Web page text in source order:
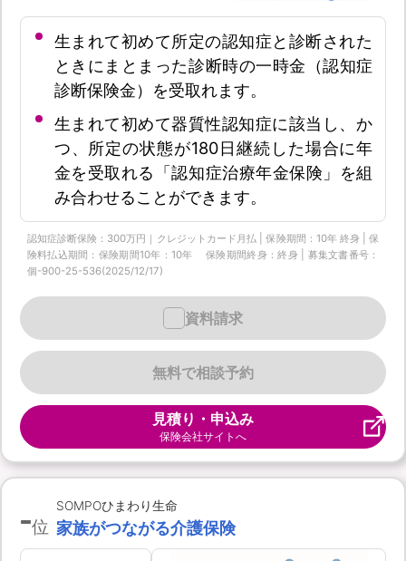
生まれて初めて所定の認知症と診断された
ときにまとまった診断時の一時金（認知症
診断保険金）を受取れます。
生まれて初めて器質性認知症に該当し、か
つ、所定の状態が180日継続した場合に年
金を受取れる「認知症治療年金保険」を組
み合わせることができます。
認知症診断保険：300万円｜クレジットカード月払 | 保険期間：10年 終身 | 保
険料払込期間：保険期間10年：10年 保険期間終身：終身 | 募集文書番号：
個-900-25-536(2025/12/17)
無料で相談予約
資料請求
見積り・申込み
保険会社サイトへ
-位
SOMPOひまわり生命
家族がつながる介護保険